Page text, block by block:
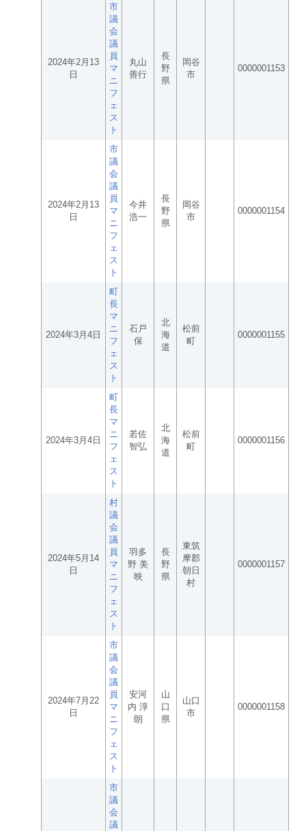
2024年2月13
日
市
議
会
議
員
マ
ニ
フ
ェ
ス
ト
丸山
善行
長
野
県
岡谷
市
0000001153
2024年2月13
日
市
議
会
議
員
マ
ニ
フ
ェ
ス
ト
今井
浩一
長
野
県
岡谷
市
0000001154
2024年3月4日
町
長
マ
ニ
フ
ェ
ス
ト
石戸
保
北
海
道
松前
町
0000001155
2024年3月4日
町
長
マ
ニ
フ
ェ
ス
ト
若佐
智弘
北
海
道
松前
町
0000001156
2024年5月14
日
村
議
会
議
員
マ
ニ
フ
ェ
ス
ト
羽多
野 美
映
長
野
県
東筑
摩郡
朝日
村
0000001157
2024年7月22
日
市
議
会
議
員
マ
ニ
フ
ェ
ス
ト
安河
内 淳
朗
山
口
県
山口
市
0000001158
市
議
会
議